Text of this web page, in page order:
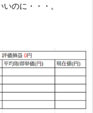
のに・・・。